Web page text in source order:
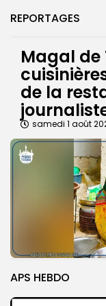
REPORTAGES
Magal de
de la
samedi 1 août
APS HEBDO